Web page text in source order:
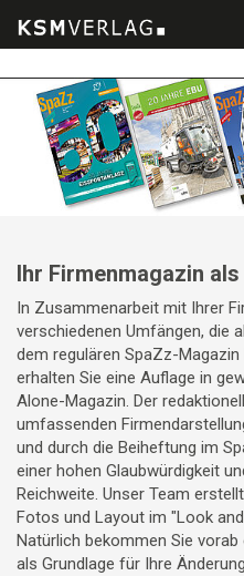
Inhalt
springen
Ihr Firmenmagazin
In Zusammenarbeit mit Ihrer
verschiedenen Umfängen, die
dem regulären SpaZz-
erhalten Sie eine Auflage in
Alone-Magazin. Der
umfassenden
und durch die Beiheftung im
einer hohen Glaubwürdigkeit
Reichweite. Unser Team
Fotos und Layout im "Look
Natürlich bekommen Sie
als Grundlage für Ihre